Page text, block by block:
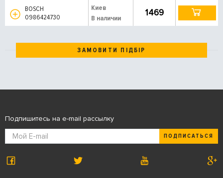
BOSCH
0986424730
Киев
В наличии
1469
ЗАМОВИТИ ПІДБІР
Подпишитесь на e-mail рассылку
ПОДПИСАТЬСЯ